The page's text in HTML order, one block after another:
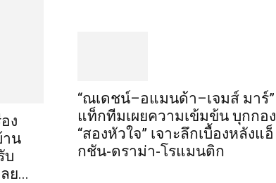
ง
าน
บ
ย...
“ณเดชน์–อแมนด้า–เจมส์ มาร์”
แท็กทีมเผยความเข้มข้น บุกกอง
“สองหัวใจ” เจาะลึกเบื้องหลังแอ็
กชัน-ดราม่า-โรแมนติก